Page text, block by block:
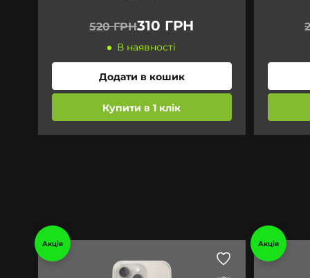
520 ГРН310 ГРН
В наявності
Додати в кошик
Купити в 1 клік
Акція Акція